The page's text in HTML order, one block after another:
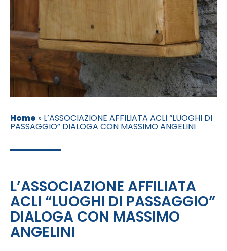
Home » L’ASSOCIAZIONE AFFILIATA ACLI “LUOGHI DI
PASSAGGIO” DIALOGA CON MASSIMO ANGELINI
L’ASSOCIAZIONE AFFILIATA
ACLI “LUOGHI DI PASSAGGIO”
DIALOGA CON MASSIMO
ANGELINI